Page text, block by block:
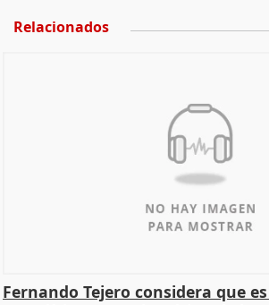
Relacionados
Fernando Tejero considera que